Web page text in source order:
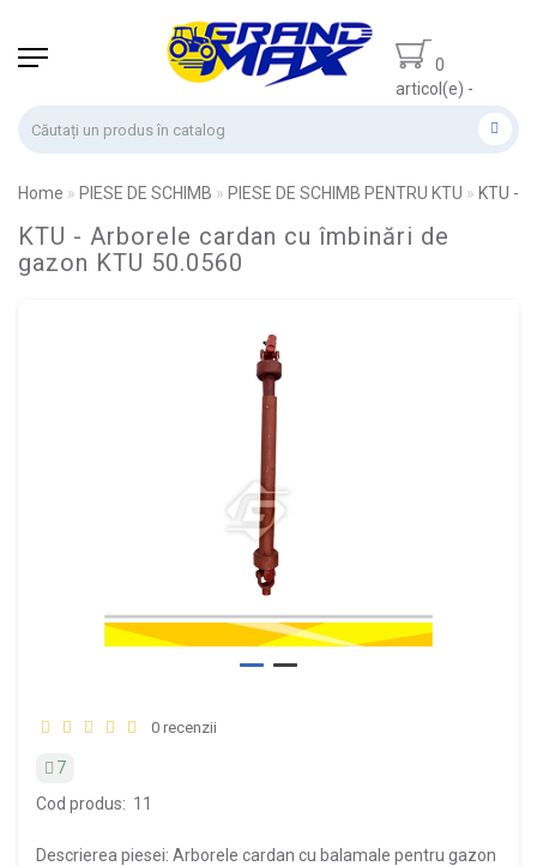
0
articol(e) -
Home PIESE DE SCHIMB PIESE DE SCHIMB PENTRU KTU KTU -
KTU - Arborele cardan cu îmbinări de
gazon KTU 50.0560
0 recenzii
7
Cod produs: 11
Descrierea piesei: Arborele cardan cu balamale pentru gazon